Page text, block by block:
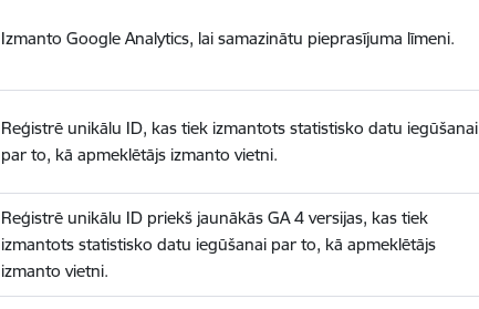
Izmanto Google Analytics, lai samazinātu pieprasījuma līmeni.
Reģistrē unikālu ID, kas tiek izmantots statistisko datu iegūšanai
par to, kā apmeklētājs izmanto vietni.
Reģistrē unikālu ID priekš jaunākās GA 4 versijas, kas tiek
izmantots statistisko datu iegūšanai par to, kā apmeklētājs
izmanto vietni.